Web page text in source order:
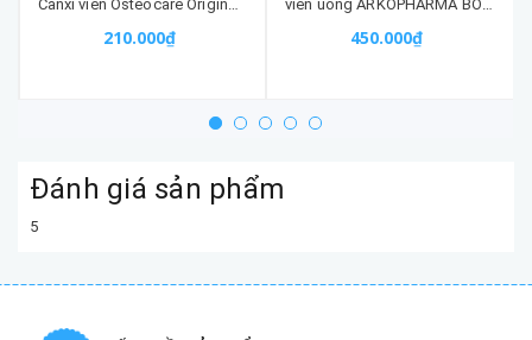
210.000₫ 450.000₫
Đánh giá sản phẩm
5